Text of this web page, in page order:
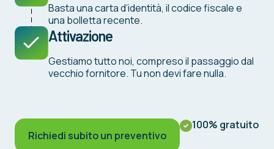
Basta una carta d’identità, il codice fiscale e
una bolletta recente.
Attivazione
Gestiamo tutto noi, compreso il passaggio dal
vecchio fornitore. Tu non devi fare nulla.
Richiedi subito un preventivo
100% gratuito